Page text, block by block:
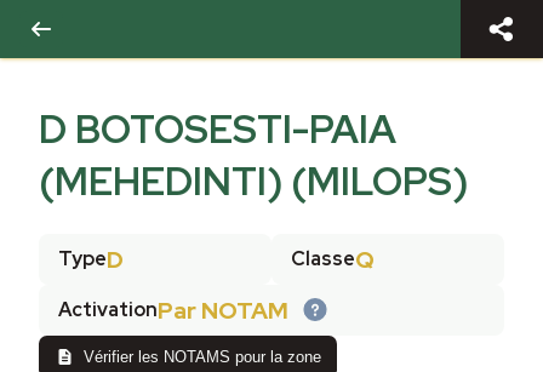
D BOTOSESTI-PAIA
(MEHEDINTI) (MILOPS)
TypeD ClasseQ
ActivationPar NOTAM
Vérifier les NOTAMS pour la zone